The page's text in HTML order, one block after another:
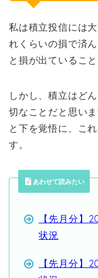
私は積立投信には
れくらいの損で済
と損が出ているこ
しかし、積立はど
切なことだと思い
と下を覚悟に、こ
す。
あわせて読みたい
【先月分】
状況
【先月分】